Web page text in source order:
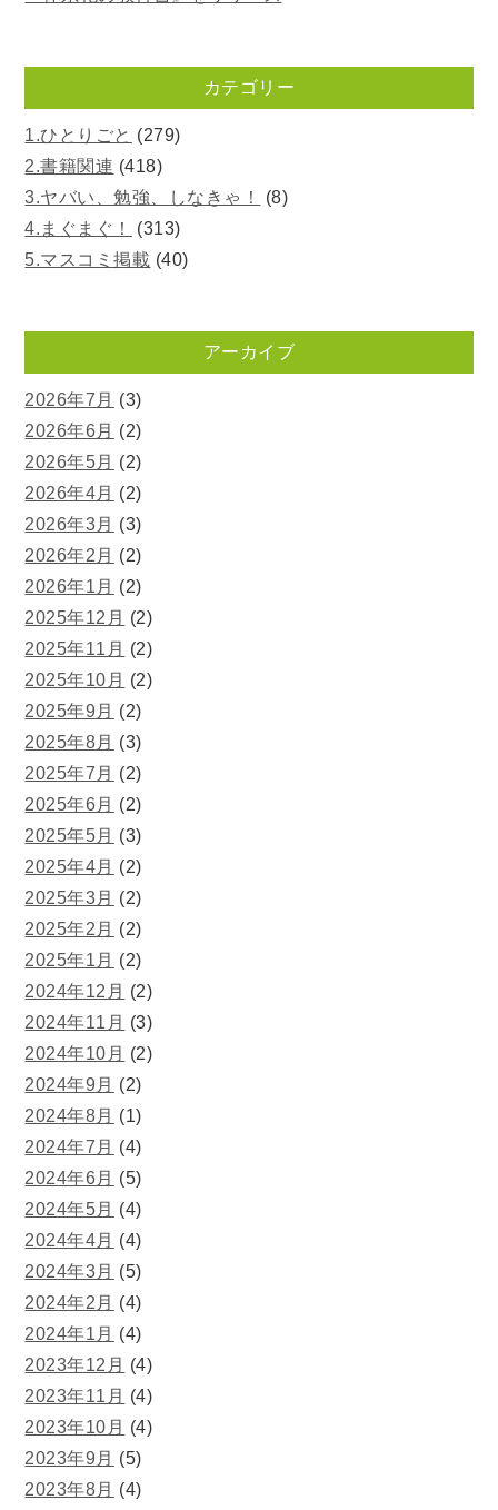
カテゴリー
1.ひとりごと (279)
2.書籍関連 (418)
3.ヤバい、勉強、しなきゃ！
(8)
4.まぐまぐ！
(313)
5.マスコミ掲載 (40)
アーカイブ
2026年7月 (3)
2026年6月 (2)
2026年5月 (2)
2026年4月 (2)
2026年3月 (3)
2026年2月 (2)
2026年1月 (2)
2025年12月 (2)
2025年11月 (2)
2025年10月 (2)
2025年9月 (2)
2025年8月 (3)
2025年7月 (2)
2025年6月 (2)
2025年5月 (3)
2025年4月 (2)
2025年3月 (2)
2025年2月 (2)
2025年1月 (2)
2024年12月 (2)
2024年11月 (3)
2024年10月 (2)
2024年9月 (2)
2024年8月 (1)
2024年7月 (4)
2024年6月 (5)
2024年5月 (4)
2024年4月 (4)
2024年3月 (5)
2024年2月 (4)
2024年1月 (4)
2023年12月 (4)
2023年11月 (4)
2023年10月 (4)
2023年9月 (5)
2023年8月 (4)